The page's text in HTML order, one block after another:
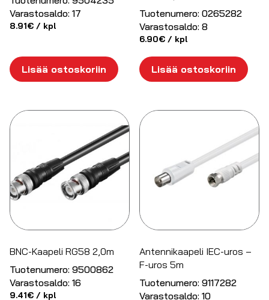
Varastosaldo: 17
8.91€ / kpl
Lisää ostoskoriin
Tuotenumero: 0265282
Varastosaldo: 8
6.90€ / kpl
Lisää ostoskoriin
BNC-Kaapeli RG58 2,0m
Tuotenumero: 9500862
Varastosaldo: 16
9.41€ / kpl
Antennikaapeli IEC-uros –
F-uros 5m
Tuotenumero: 9117282
Varastosaldo: 10